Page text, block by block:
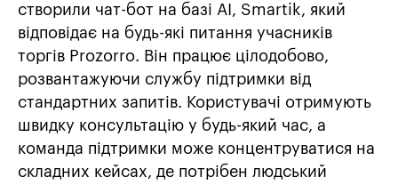
створили чат-бот на базі AI, Smartik, який
відповідає на будь-які питання учасників
торгів Prozorro. Він працює цілодобово,
розвантажуючи службу підтримки від
стандартних запитів. Користувачі отримують
швидку консультацію у будь-який час, а
команда підтримки може концентруватися на
складних кейсах, де потрібен людський